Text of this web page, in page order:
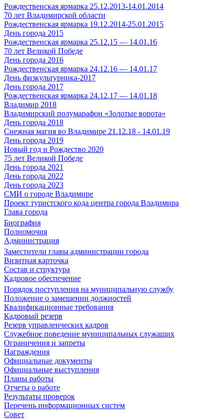
Рождественская ярмарка 25.12.2013-14.01.2014
70 лет Владимирской области
Рождественская ярмарка 19.12.2014-25.01.2015
День города 2015
Рождественская ярмарка 25.12.15 — 14.01.16
70 лет Великой Победе
День города 2016
Рождественская ярмарка 24.12.16 — 14.01.17
День физкультурника-2017
День города 2017
Рождественская ярмарка 24.12.17 — 14.01.18
Владимир 2018
Владимирский полумарафон «Золотые ворота»
День города 2018
Снежная магия во Владимире 21.12.18 - 14.01.19
День города 2019
Новый год и Рождество 2020
75 лет Великой Победе
День города 2021
День города 2022
День города 2023
СМИ о городе Владимире
Проект туристского кода центра города Владимира
Глава города
Биография
Полномочия
Администрация
Заместители главы администрации города
Визитная карточка
Состав и структура
Кадровое обеспечение
Порядок поступления на муниципальную службу
Положение о замещении должностей
Квалификационные требования
Кадровый резерв
Резерв управленческих кадров
Служебное поведение муниципальных служащих
Ограничения и запреты
Награждения
Официальные документы
Официальные выступления
Планы работы
Отчеты о работе
Результаты проверок
Перечень информационных систем
Совет